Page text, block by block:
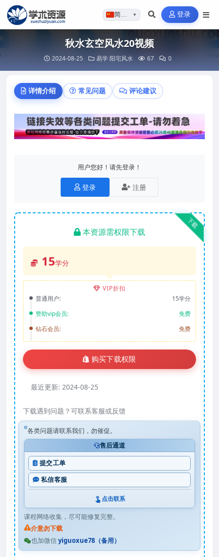
简体…▼ 登录
秋水玄空风水20视频
2024-08-25 易学 阳宅风水 67 0
详情介绍 常见问题 评论建议
用户您好！请先登录！
登录 注册
下载
本资源需权限下载
15学分
VIP折扣
普通用户:
15学分
赞助vip会员:
免费
钻石会员:
免费
购买下载权限
最近更新: 2024-08-25
下载遇到问题？可联系客服或反馈
各类问题请联系我们，勿催促。
售后通道
提交工单
私信客服
点击联系
课程网络收集，尽可能修复完整。
介意勿下载
也加微信yiguoxue78（备用）